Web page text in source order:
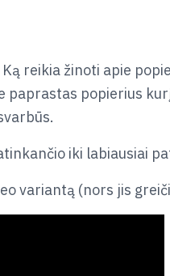
reikia žinoti apie
popierius
iki labiausiai
variantą (nors jis